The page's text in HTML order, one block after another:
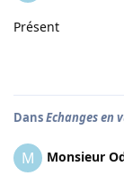
Présent
DansEchanges en
M Monsieur